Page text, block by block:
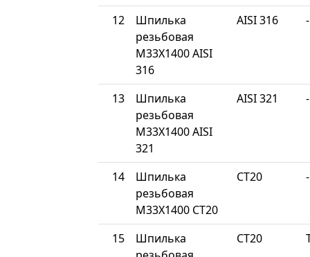
12
Шпилька
резьбовая
М33Х1400 AISI
316
AISI 316 -
13
Шпилька
резьбовая
М33Х1400 AISI
321
AISI 321 -
14
Шпилька
резьбовая
М33Х1400 СТ20
СТ20 -
15
Шпилька
СТ20